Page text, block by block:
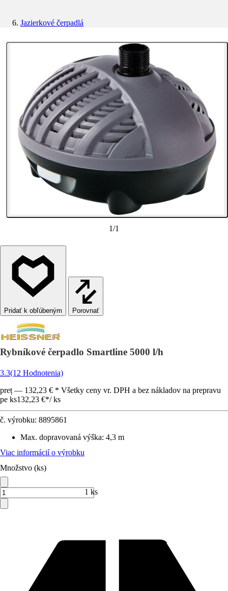
Jazierkové čerpadlá
1/1
Porovnať
Rybníkové čerpadlo Smartline 5000 l/h
3.3(12 Hodnotenia)
preț — 132,23 € * Všetky ceny vr. DPH a bez nákladov na prepravu
pe ks132,23 €*/ ks
č. výrobku: 8895861
Max. dopravovaná výška: 4,3 m
Viac informácií o výrobku
Množstvo (ks)
1 ks